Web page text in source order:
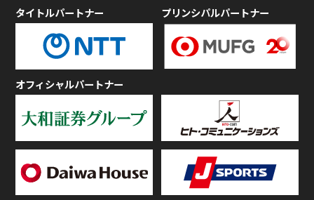
タイトルパートナー プリンシパルパートナー
オフィシャルパートナー